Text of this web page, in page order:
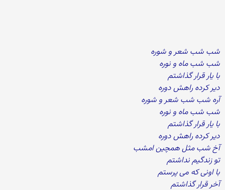
شب شب شعر و شوره
شب شب ماه و نوره
با یار قرار گذاشتم
دیر کرده راهش دوره
آره شب شب شعر و شوره
شب شب ماه و نوره
با یار قرار گذاشتم
دیر کرده راهش دوره
آخ شب مثل همچین امشب
تو زندگیم نداشتم
با اونی که می پرستم
آخر قرار گذاشتم